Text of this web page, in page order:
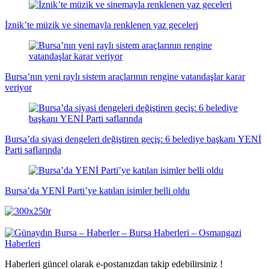
İznik’te müzik ve sinemayla renklenen yaz geceleri
Bursa’nın yeni raylı sistem araçlarının rengine vatandaşlar karar
veriyor
Bursa’da siyasi dengeleri değiştiren geçiş: 6 belediye başkanı YENİ
Parti saflarında
Bursa’da YENİ Parti’ye katılan isimler belli oldu
Haberleri güncel olarak e-postanızdan takip edebilirsiniz !